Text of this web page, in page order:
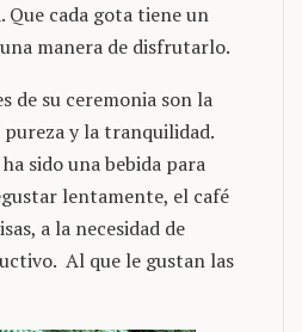
cada gota tiene un
manera de disfrutarlo.
de su ceremonia son la
y la tranquilidad.
sido una bebida para
lentamente, el café
a la necesidad de
Al que le gustan las